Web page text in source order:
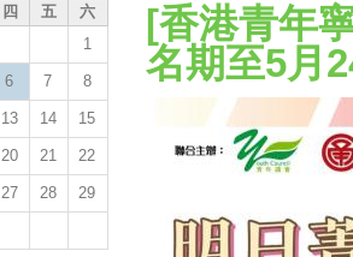
四 五
六
1
6 7 8
13 14 15
20 21 22
27 28 29
[香港青年
名期至5月